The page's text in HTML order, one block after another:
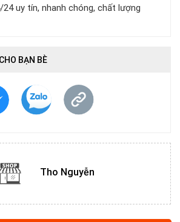
uy tín, nhanh chóng, chất lượng
BẠN BÈ
Tho Nguyễn